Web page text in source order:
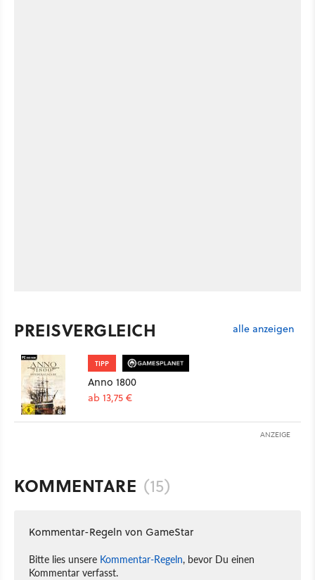
PREISVERGLEICH alle anzeigen
TIPP
Anno 1800
ab 13,75 €
ANZEIGE
KOMMENTARE (15)
Kommentar-Regeln von GameStar
Bitte lies unsere Kommentar-Regeln, bevor Du einen
Kommentar verfasst.